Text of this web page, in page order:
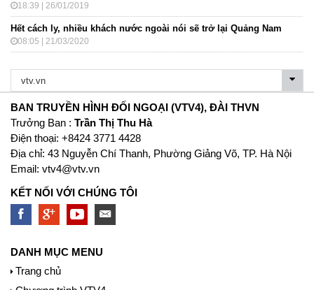
18:39 | 26/01/2019
Hết cách ly, nhiều khách nước ngoài nói sẽ trở lại Quảng Nam
08:05 | 21/03/2020
BAN TRUYỀN HÌNH ĐỐI NGOẠI (VTV4), ĐÀI THVN
Trưởng Ban : Trần Thị Thu Hà
Ðiện thoại: +8424 3771 4428
Địa chỉ: 43 Nguyễn Chí Thanh, Phường Giảng Võ, TP. Hà Nội
Email: vtv4@vtv.vn
KẾT NỐI VỚI CHÚNG TÔI
DANH MỤC MENU
Trang chủ